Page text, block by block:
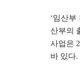
‘임산부
산부의
사업은
바 있다.